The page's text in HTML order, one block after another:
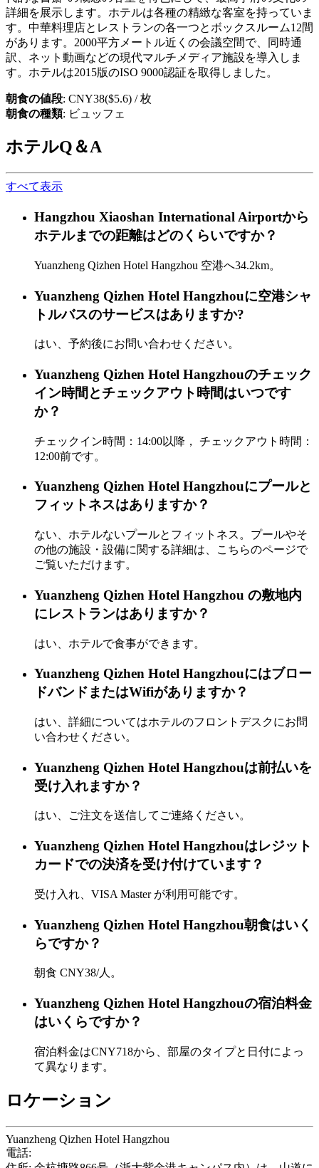
詳細を展示します。ホテルは各種の精緻な客室を持っていま
す。中華料理店とレストランの各一つとボックスルーム12間
があります。2000平方メートル近くの会議空間で、同時通
訳、ネット動画などの現代マルチメディア施設を導入しま
す。ホテルは2015版のISO 9000認証を取得しました。
朝食の値段: CNY38($5.6) / 枚
朝食の種類: ビュッフェ
ホテルQ＆A
すべて表示
Hangzhou Xiaoshan International Airportから
ホテルまでの距離はどのくらいですか？
Yuanzheng Qizhen Hotel Hangzhou 空港へ34.2km。
Yuanzheng Qizhen Hotel Hangzhouに空港シャ
トルバスのサービスはありますか?
はい、予約後にお問い合わせください。
Yuanzheng Qizhen Hotel Hangzhouのチェック
イン時間とチェックアウト時間はいつです
か？
チェックイン時間：14:00以降， チェックアウト時間：
12:00前です。
Yuanzheng Qizhen Hotel Hangzhouにプールと
フィットネスはありますか？
ない、ホテルないプールとフィットネス。プールやそ
の他の施設・設備に関する詳細は、こちらのページで
ご覧いただけます。
Yuanzheng Qizhen Hotel Hangzhou の敷地内
にレストランはありますか？
はい、ホテルで食事ができます。
Yuanzheng Qizhen Hotel Hangzhouにはブロー
ドバンドまたはWifiがありますか？
はい、詳細についてはホテルのフロントデスクにお問
い合わせください。
Yuanzheng Qizhen Hotel Hangzhouは前払いを
受け入れますか？
はい、ご注文を送信してご連絡ください。
Yuanzheng Qizhen Hotel Hangzhouはレジット
カードでの決済を受け付けています？
受け入れ、VISA Master が利用可能です。
Yuanzheng Qizhen Hotel Hangzhou朝食はいく
らですか？
朝食 CNY38/人。
Yuanzheng Qizhen Hotel Hangzhouの宿泊料金
はいくらですか？
宿泊料金はCNY718から、部屋のタイプと日付によっ
て異なります。
ロケーション
Yuanzheng Qizhen Hotel Hangzhou
電話: